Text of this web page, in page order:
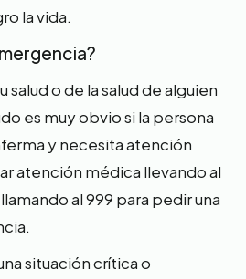
la vida.
salud o de la salud de alguien
es muy obvio si la persona
y necesita atención
atención médica llevando al
al 999 para pedir una
situación crítica o